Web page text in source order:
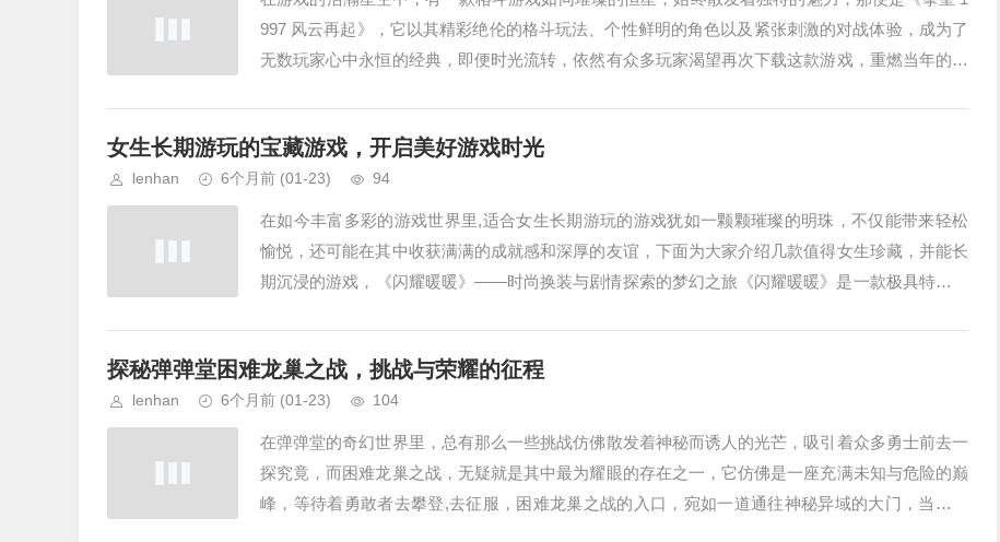
997 风云再起》，它以其精彩绝伦的格斗玩法、个性鲜明的角色以及紧张刺激的对战体验，成为了
无数玩家心中永恒的经典，即便时光流转，依然有众多玩家渴望再次下载这款游戏，重燃当年的热
女生长期游玩的宝藏游戏，开启美好游戏时光
lenhan 6个月前 (01-23) 94
在如今丰富多彩的游戏世界里,适合女生长期游玩的游戏犹如一颗颗璀璨的明珠，不仅能带来轻松
愉悦，还可能在其中收获满满的成就感和深厚的友谊，下面为大家介绍几款值得女生珍藏，并能长
期沉浸的游戏，《闪耀暖暖》——时尚换装与剧情探索的梦幻之旅《闪耀暖暖》是一款极具特色的
探秘弹弹堂困难龙巢之战，挑战与荣耀的征程
lenhan 6个月前 (01-23) 104
在弹弹堂的奇幻世界里，总有那么一些挑战仿佛散发着神秘而诱人的光芒，吸引着众多勇士前去一
探究竟，而困难龙巢之战，无疑就是其中最为耀眼的存在之一，它仿佛是一座充满未知与危险的巅
峰，等待着勇敢者去攀登,去征服，困难龙巢之战的入口，宛如一道通往神秘异域的大门，当勇士